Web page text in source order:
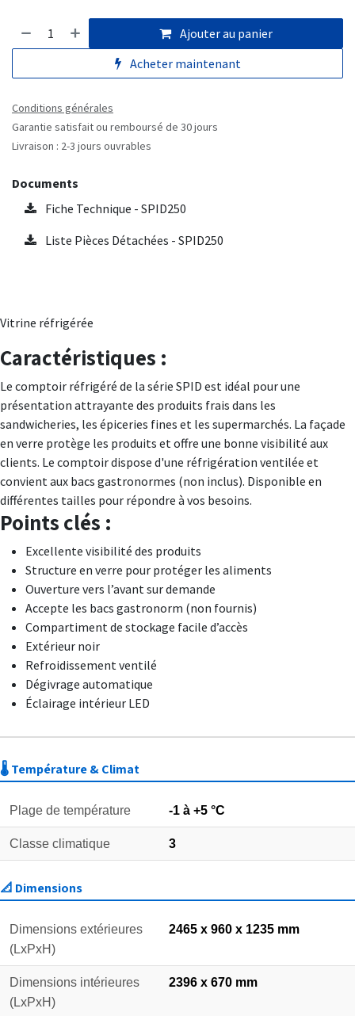
Ajouter au panier
Acheter maintenant
Conditions générales
Garantie satisfait ou remboursé de 30 jours
Livraison : 2-3 jours ouvrables
Documents
Fiche Technique - SPID250
Liste Pièces Détachées - SPID250
Vitrine réfrigérée
Caractéristiques :
Le comptoir réfrigéré de la série SPID est idéal pour une
présentation attrayante des produits frais dans les
sandwicheries, les épiceries fines et les supermarchés. La façade
en verre protège les produits et offre une bonne visibilité aux
clients. Le comptoir dispose d'une réfrigération ventilée et
convient aux bacs gastronormes (non inclus). Disponible en
différentes tailles pour répondre à vos besoins.
Points clés :
Excellente visibilité des produits
Structure en verre pour protéger les aliments
Ouverture vers l’avant sur demande
Accepte les bacs gastronorm (non fournis)
Compartiment de stockage facile d’accès
Extérieur noir
Refroidissement ventilé
Dégivrage automatique
Éclairage intérieur LED
🌡️ Température & Climat
Plage de température -1 à +5 °C
Classe climatique 3
📐 Dimensions
Dimensions extérieures
(LxPxH)
2465 x 960 x 1235 mm
Dimensions intérieures
(LxPxH)
2396 x 670 mm